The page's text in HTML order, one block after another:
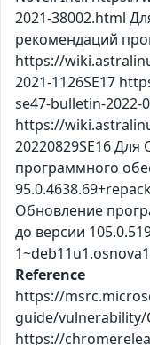
2021-38002.html
рекомендаций
https://
2021-1126SE17
se47-bulletin-2022-
https://
20220829SE16
программного
Обновление
до версии
Reference
https://
guide/vulnerability/
https://